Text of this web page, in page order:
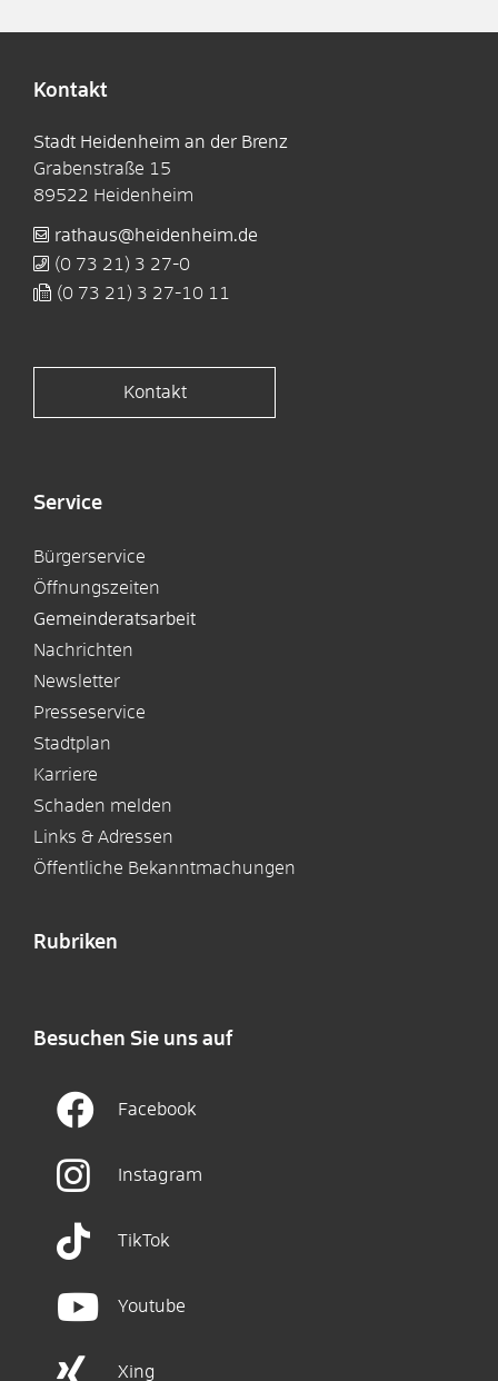
Kontakt
Stadt Heidenheim an der Brenz
Grabenstraße 15
89522 Heidenheim
rathaus@heidenheim.de
(0 73 21) 3 27-0
(0 73 21) 3 27-10 11
Kontakt
Service
Bürgerservice
Öffnungszeiten
Gemeinderatsarbeit
Nachrichten
Newsletter
Presseservice
Stadtplan
Karriere
Schaden melden
Links & Adressen
Öffentliche Bekanntmachungen
Rubriken
Besuchen Sie uns auf
Facebook
Instagram
TikTok
Youtube
Xing